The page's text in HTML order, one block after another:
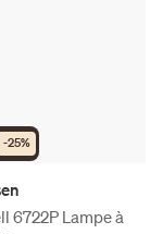
-25%
6722P Lampe à